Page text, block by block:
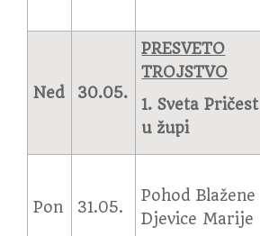
Ned 30.05.
PRESVETO
TROJSTVO
1.Sveta Pričest
u župi
Pon 31.05.
Pohod Blažene
Djevice Marije